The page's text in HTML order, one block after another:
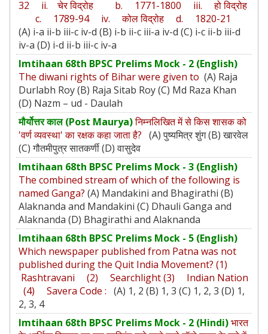
32 ii. चेर विद्रोह b. 1771-1800 iii. हो विद्रोह
c. 1789-94 iv. कोल विद्रोह d. 1820-21
(A) i-a ii-b iii-c iv-d (B) i-b ii-c iii-a iv-d (C) i-c ii-b iii-d
iv-a (D) i-d ii-b iii-c iv-a
Imtihaan 68th BPSC Prelims Mock - 2 (English)
The diwani rights of Bihar were given to (A) Raja
Durlabh Roy (B) Raja Sitab Roy (C) Md Raza Khan
(D) Nazm – ud - Daulah
मौर्योत्तर काल (Post Maurya)निम्नलिखित में से किस शासक को
'वर्ण व्यवस्था' का रक्षक कहा जाता है? (A) पुष्यमित्र शुंग (B) खारवेल
(C) गौतमीपुत्र सातकर्णी (D) वासुदेव
Imtihaan 68th BPSC Prelims Mock - 3 (English)
The combined stream of which of the following is
named Ganga? (A) Mandakini and Bhagirathi (B)
Alaknanda and Mandakini (C) Dhauli Ganga and
Alaknanda (D) Bhagirathi and Alaknanda
Imtihaan 68th BPSC Prelims Mock - 5 (English)
Which newspaper published from Patna was not
published during the Quit India Movement? (1)
Rashtravani (2) Searchlight (3) Indian Nation
(4) Savera Code : (A) 1, 2 (B) 1, 3 (C) 1, 2, 3 (D) 1,
2, 3, 4
Imtihaan 68th BPSC Prelims Mock - 2 (Hindi)भारत